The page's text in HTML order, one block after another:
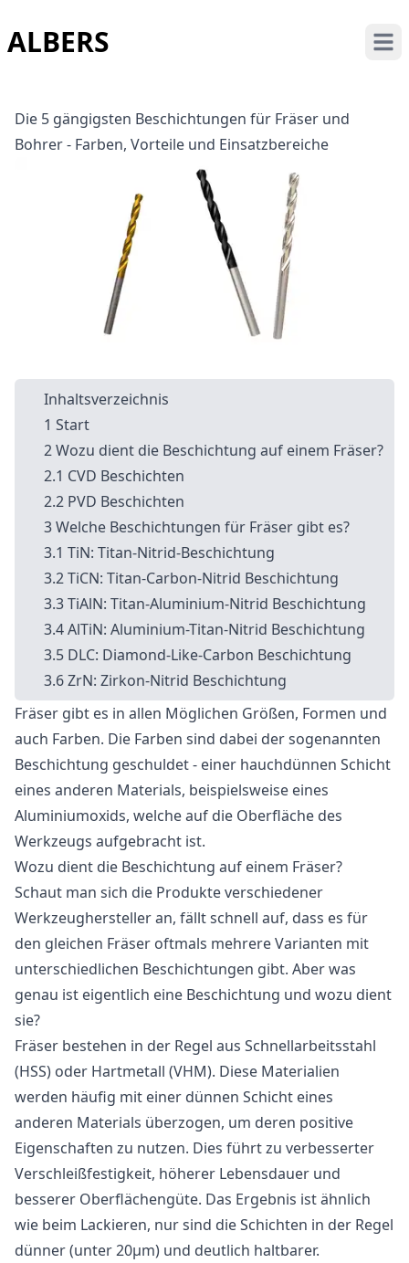
ALBERS
Die 5 gängigsten Beschichtungen für Fräser und
Bohrer - Farben, Vorteile und Einsatzbereiche
Inhaltsverzeichnis
Start
Wozu dient die Beschichtung auf einem Fräser?
CVD Beschichten
PVD Beschichten
Welche Beschichtungen für Fräser gibt es?
TiN: Titan-Nitrid-Beschichtung
TiCN: Titan-Carbon-Nitrid Beschichtung
TiAlN: Titan-Aluminium-Nitrid Beschichtung
AlTiN: Aluminium-Titan-Nitrid Beschichtung
DLC: Diamond-Like-Carbon Beschichtung
ZrN: Zirkon-Nitrid Beschichtung
Fräser gibt es in allen Möglichen Größen, Formen und
auch Farben. Die Farben sind dabei der sogenannten
Beschichtung geschuldet - einer hauchdünnen Schicht
eines anderen Materials, beispielsweise eines
Aluminiumoxids, welche auf die Oberfläche des
Werkzeugs aufgebracht ist.
Wozu dient die Beschichtung auf einem Fräser?
Schaut man sich die Produkte verschiedener
Werkzeughersteller an, fällt schnell auf, dass es für
den gleichen Fräser oftmals mehrere Varianten mit
unterschiedlichen Beschichtungen gibt. Aber was
genau ist eigentlich eine Beschichtung und wozu dient
sie?
Fräser bestehen in der Regel aus Schnellarbeitsstahl
(HSS) oder Hartmetall (VHM). Diese Materialien
werden häufig mit einer dünnen Schicht eines
anderen Materials überzogen, um deren positive
Eigenschaften zu nutzen. Dies führt zu verbesserter
Verschleißfestigkeit, höherer Lebensdauer und
besserer Oberflächengüte. Das Ergebnis ist ähnlich
wie beim Lackieren, nur sind die Schichten in der Regel
dünner (unter 20µm) und deutlich haltbarer.